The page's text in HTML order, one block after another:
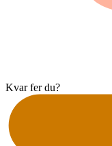
Kvar fer du?